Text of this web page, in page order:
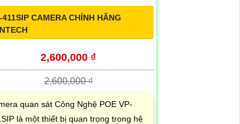
411SIP CAMERA CHÍNH HÃNG
2,600,000 ₫
2,600,000 ₫
quan sát Công Nghệ POE VP-
là một thiết bị quan trọng trong hệ